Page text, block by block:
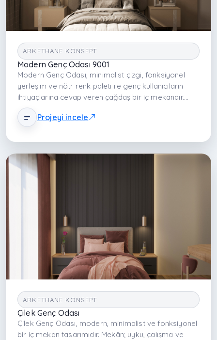
ARKETHANE KONSEPT
Modern Genç Odası 9001
Modern Genç Odası, minimalist çizgi, fonksiyonel
yerleşim ve nötr renk paleti ile genç kullanıcıların
ihtiyaçlarına cevap veren çağdaş bir iç mekandır.
Oda; uyku, çalışma ve depolama fonksiyonlarını net
şekilde organize ederek ferah, kullanışlı ve estetik bir
Projeyi incele
ARKETHANE KONSEPT
Çilek Genç Odası
Çilek Genç Odası, modern, minimalist ve fonksiyonel
bir iç mekan tasarımıdır. Mekân; uyku, çalışma ve